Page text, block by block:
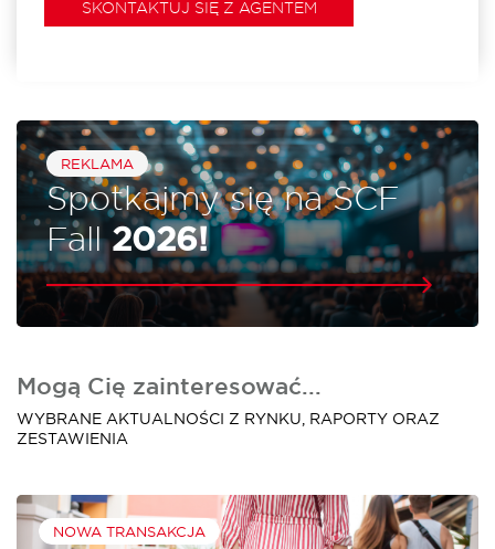
SKONTAKTUJ SIĘ Z AGENTEM
REKLAMA
Spotkajmy się na SCF
Fall2026!
Mogą Cię zainteresować...
WYBRANE AKTUALNOŚCI Z RYNKU, RAPORTY ORAZ
ZESTAWIENIA
NOWA TRANSAKCJA